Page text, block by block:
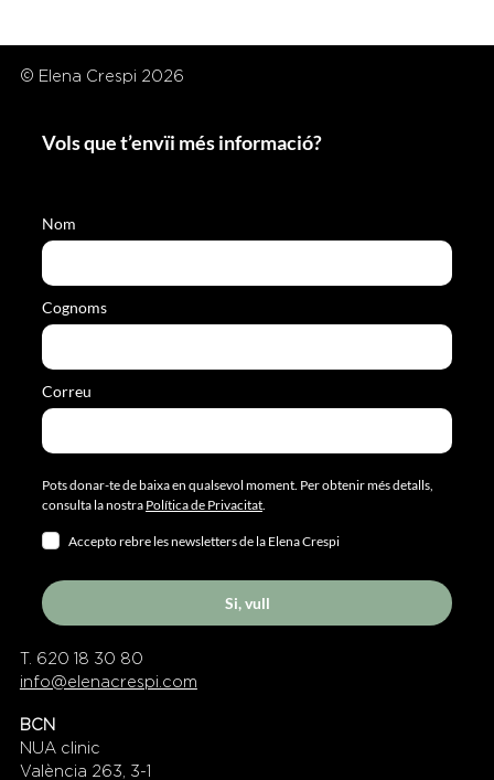
© Elena Crespi 2026
Vols que t’envïi més informació?
Nom
Cognoms
Correu
Pots donar-te de baixa en qualsevol moment. Per obtenir més detalls,
consulta la nostra Política de Privacitat
Accepto rebre les newsletters de la Elena Crespi
Si, vull
T. 620 18 30 80
info@elenacrespi.com
BCN
NUA clinic
València 263, 3-1